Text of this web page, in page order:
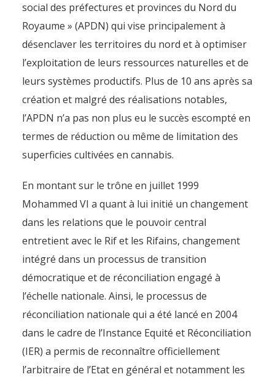
social des préfectures et provinces du Nord du
Royaume » (APDN) qui vise principalement à
désenclaver les territoires du nord et à optimiser
l’exploitation de leurs ressources naturelles et de
leurs systèmes productifs. Plus de 10 ans après sa
création et malgré des réalisations notables,
l’APDN n’a pas non plus eu le succès escompté en
termes de réduction ou même de limitation des
superficies cultivées en cannabis.
En montant sur le trône en juillet 1999
Mohammed VI a quant à lui initié un changement
dans les relations que le pouvoir central
entretient avec le Rif et les Rifains, changement
intégré dans un processus de transition
démocratique et de réconciliation engagé à
l’échelle nationale. Ainsi, le processus de
réconciliation nationale qui a été lancé en 2004
dans le cadre de l’Instance Equité et Réconciliation
(IER) a permis de reconnaître officiellement
l’arbitraire de l’Etat en général et notamment les